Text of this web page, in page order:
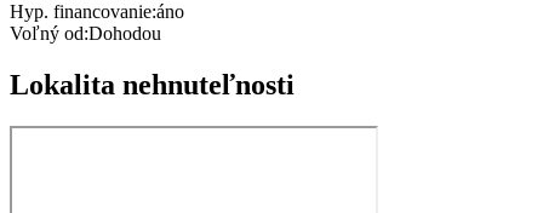
Hyp. financovanie:áno
Voľný od:Dohodou
Lokalita nehnuteľnosti